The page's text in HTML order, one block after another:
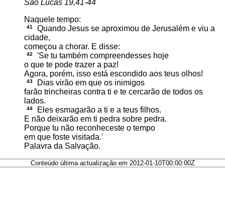
São Lucas 19,41-44
Naquele tempo:
41
Quando Jesus se aproximou de Jerusalém e viu a
cidade,
começou a chorar. E disse:
42
'Se tu também compreendesses hoje
o que te pode trazer a paz!
Agora, porém, isso está escondido aos teus olhos!
43
Dias virão em que os inimigos
farão trincheiras contra ti e te cercarão de todos os
lados.
44
Eles esmagarão a ti e a teus filhos.
E não deixarão em ti pedra sobre pedra.
Porque tu não reconheceste o tempo
em que foste visitada.'
Palavra da Salvação.
Conteúdo última actualização em 2012-01-10T00:00:00Z